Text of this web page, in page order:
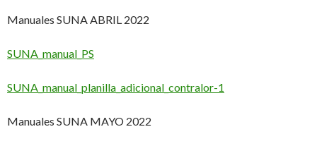
Manuales SUNA ABRIL 2022
SUNA_manual_PS
SUNA_manual_planilla_adicional_contralor-1
Manuales SUNA MAYO 2022